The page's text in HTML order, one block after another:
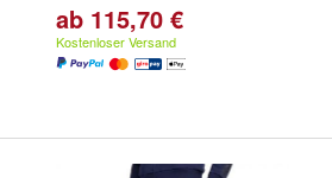
ab 115,70 €
Kostenloser Versand